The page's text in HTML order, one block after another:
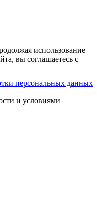
персональных данных
использование
вы соглашаетесь с
и условиями